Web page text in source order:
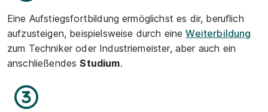
Eine Aufstiegsfortbildung ermöglichst es dir, beruflich
aufzusteigen, beispielsweise durch eineWeiterbildung
zum Techniker oder Industriemeister, aber auch ein
anschließendesStudium.